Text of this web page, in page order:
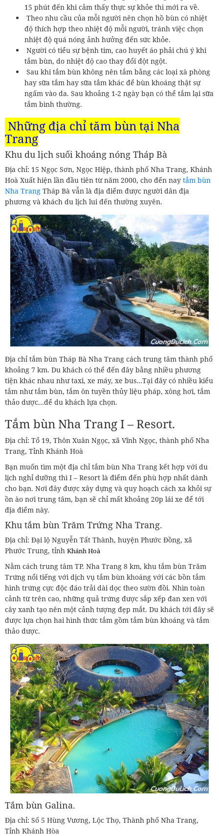
15 phút đến khi cảm thấy thực sự khỏe thì mới ra về.
Theo nhu cầu của mỗi người nên chọn hồ bùn có nhiệt
độ thích hợp theo nhiệt độ mỗi người, tránh việc chọn
nhiệt độ quá nóng ảnh hưởng đến sức khỏe.
Người có tiểu sự bệnh tim, cao huyết áo phải chú ý khi
tắm bùn, do nhiệt độ cao thay đổi đột ngột.
Sau khi tắm bùn không nên tắm bằng các loại xà phòng
hay sữa tắm hay sữa tắm khác để bùn khoáng thật sự
ngấm vào da. Sau khoảng 1-2 ngày bạn có thể tắm lại sữa
tắm bình thường.
Những địa chỉ tăm bùn tại Nha
Trang
Khu du lịch suối khoáng nóng Tháp Bà
Địa chỉ: 15 Ngọc Sơn, Ngọc Hiệp, thành phố Nha Trang, Khánh
Hoà Xuất hiện lần đầu tiên từ năm 2000, cho đến nay tắm bùn
Nha Trang Tháp Bà vẫn là địa điểm được người dân địa
phương và khách du lịch lui đến thường xuyên.
Địa chỉ tắm bùn Tháp Bà Nha Trang cách trung tâm thành phố
khoảng 7 km. Du khách có thể đến đây bằng nhiều phương
tiện khác nhau như taxi, xe máy, xe bus…Tại đây có nhiều kiểu
tắm như tắm bùn, tắm ôn tuyền thủy liệu pháp, xông hơi, tắm
thảo dược…để du khách lựa chọn.
Tắm bùn Nha Trang I – Resort.
Địa chỉ: Tổ 19, Thôn Xuân Ngọc, xã Vĩnh Ngọc, thành phố Nha
Trang, Tỉnh Khánh Hoà
Bạn muốn tìm một địa chỉ tắm bùn Nha Trang kết hợp với du
lịch nghỉ dưỡng thì I – Resort là điểm đến phù hợp nhất dành
cho bạn. Nơi đây được xây dựng và quy hoạch cách xa khỏi sự
ồn ào nơi trung tâm, bạn sẽ chỉ mất khoảng 20p lái xe để tới
địa điểm này.
Khu tắm bùn Trăm Trứng Nha Trang.
Địa chỉ: Đại lộ Nguyễn Tất Thành, huyện Phước Đồng, xã
Phước Trung, tỉnh Khánh Hoà
Nằm cách trung tâm TP. Nha Trang 8 km, khu tắm bùn Trăm
Trứng nổi tiếng với dịch vụ tắm bùn khoáng với các bồn tắm
hình trứng cực độc đáo trải dài dọc theo sườn đồi. Nhìn toàn
cảnh từ trên cao, những quả trứng được sắp xếp đan xen với
cây xanh tạo nên một cảnh tượng đẹp mắt. Du khách tới đây sẽ
được lựa chọn hai hình thức tắm gồm tắm bùn khoáng và tắm
thảo dược.
Tắm bùn Galina.
Địa chỉ: Số 5 Hùng Vương, Lộc Thọ, Thành phố Nha Trang,
Tỉnh Khánh Hòa